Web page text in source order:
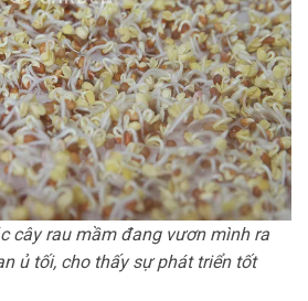
cây rau mầm đang vươn mình ra
ủ tối, cho thấy sự phát triển tốt